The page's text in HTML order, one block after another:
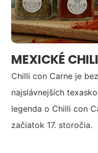
MEXICKÉ
Chilli con Carne je
najslávnejších
legenda o Chilli con
začiatok 17. storočia.